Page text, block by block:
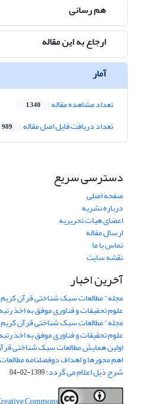
هم رسانی
ارجاع به این مقاله
آمار
تعداد مشاهده مقاله 1,340
تعداد دریافت فایل اصل مقاله 989
دسترسی سریع
صفحه اصلی
درباره نشریه
اعضای هیات تحریریه
ارسال مقاله
تماس با ما
نقشه سایت
آخرین اخبار
علوم تحقیقات و فناوری موفق به اخذ
علوم تحقیقات و فناوری موفق به اخذ
اولین همایش مطالعات سبک شناختی
اهم محورها و اهداف دوفصلنامه
شرح ذیل اعلام می گردد:1399-02-04